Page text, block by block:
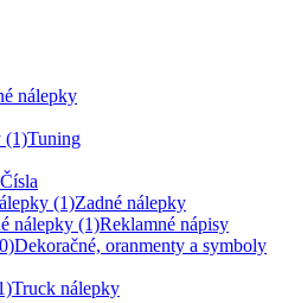
nálepky
Tuning
Čísla
Zadné nálepky
Reklamné nápisy
Dekoračné, oranmenty a symboly
Truck nálepky